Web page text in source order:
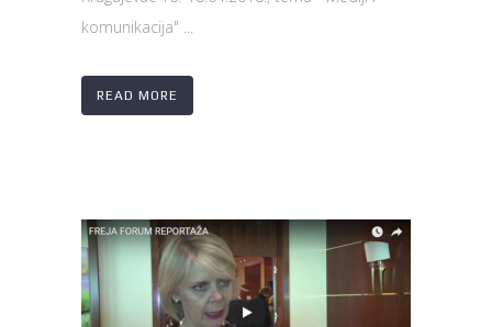
komunikacija" ...
READ MORE